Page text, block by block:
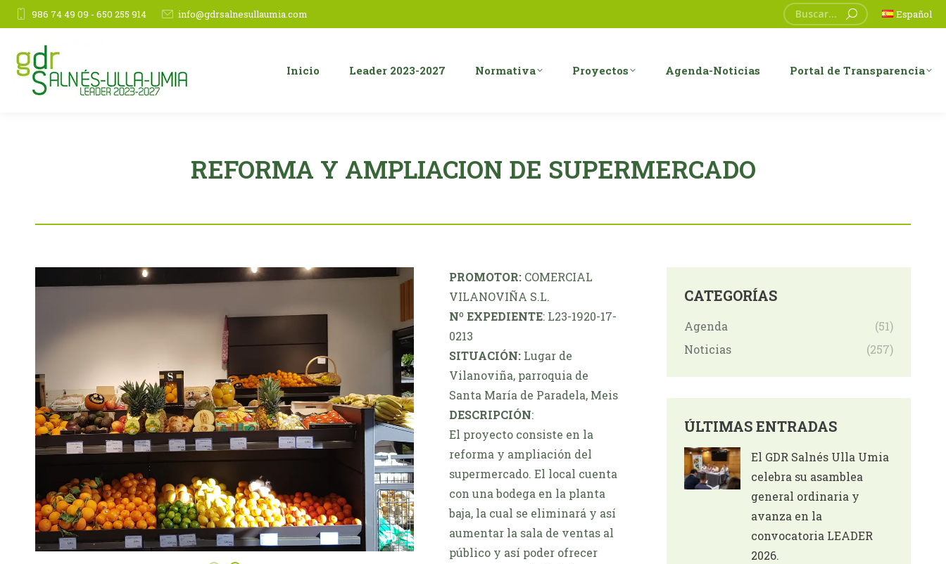
986 74 49 09 - 650 255 914 info@gdrsalnesullaumia.com Buscar: Español
Inicio Leader 2023-2027 Normativa Proyectos Agenda-Noticias Portal de Transparencia
REFORMA Y AMPLIACION DE SUPERMERCADO
PROMOTOR:COMERCIAL
VILANOVIÑA S.L.
Nº EXPEDIENTE: L23-1920-17-
0213
SITUACIÓN:Lugar de
Vilanoviña, parroquia de
Santa María de Paradela, Meis
DESCRIPCIÓN:
El proyecto consiste en la
reforma y ampliación del
supermercado. El local cuenta
con una bodega en la planta
baja, la cual se eliminará y así
aumentar la sala de ventas al
público y así poder ofrecer
CATEGORÍAS
Agenda
(51)
Noticias
(257)
ÚLTIMAS ENTRADAS
El GDR Salnés Ulla Umia
celebra su asamblea
general ordinaria y
avanza en la
convocatoria LEADER
2026.